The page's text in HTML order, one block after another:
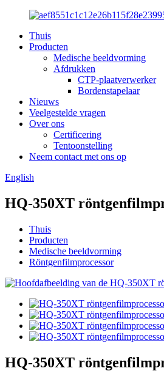
Thuis
Producten
Medische beeldvorming
Afdrukken
CTP-plaatverwerker
Bordenstapelaar
Nieuws
Veelgestelde vragen
Over ons
Certificering
Tentoonstelling
Neem contact met ons op
English
HQ-350XT
Thuis
Producten
Medische beeldvorming
Röntgenfilmprocessor
HQ-350XT